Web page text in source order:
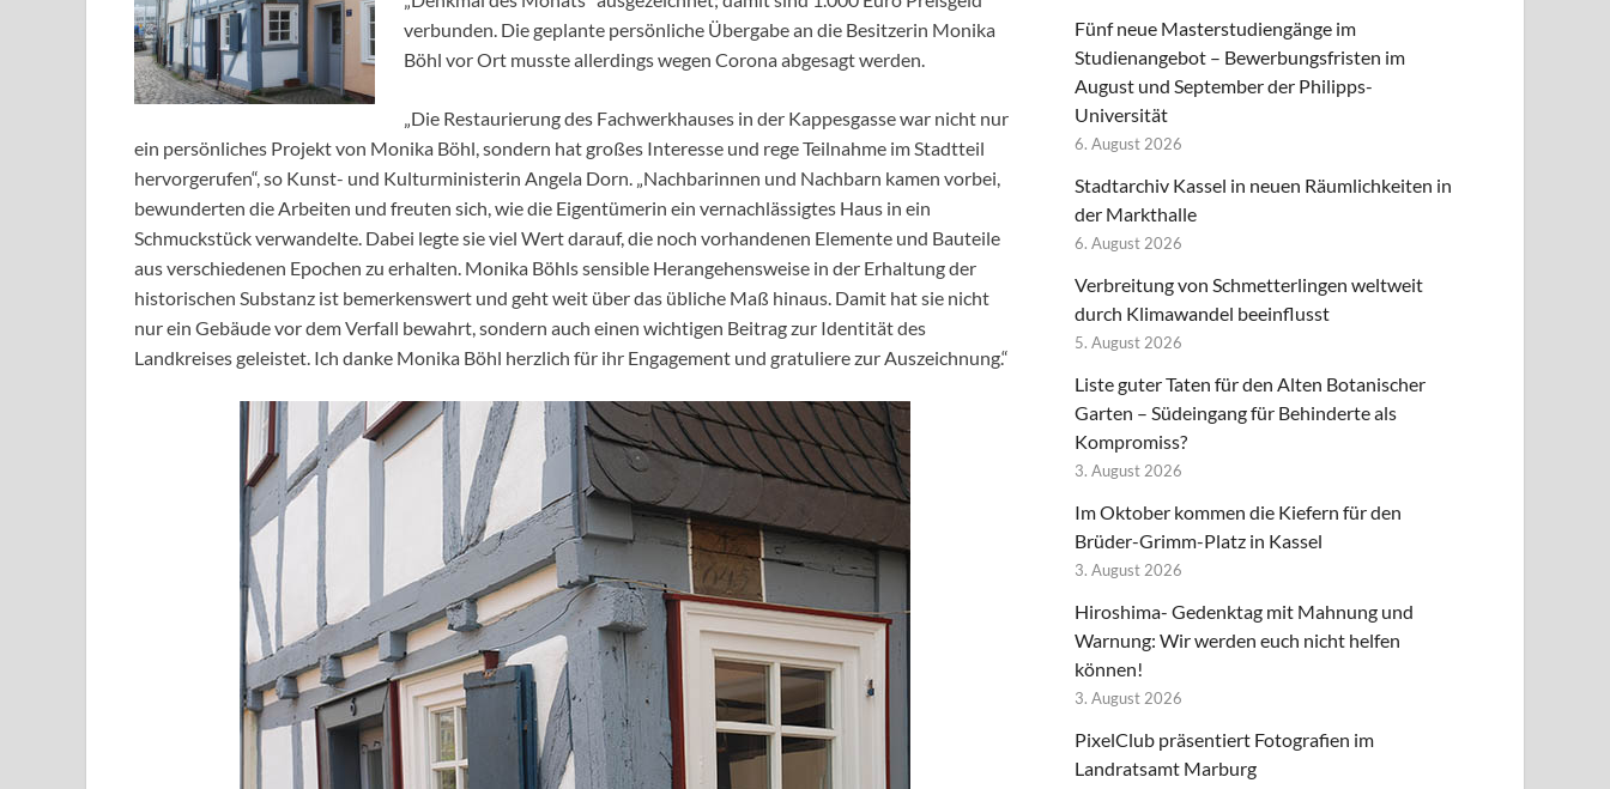
verbunden. Die geplante persönliche Übergabe an die Besitzerin Monika
Böhl vor Ort musste allerdings wegen Corona abgesagt werden.
„Die Restaurierung des Fachwerkhauses in der Kappesgasse war nicht nur
ein persönliches Projekt von Monika Böhl, sondern hat großes Interesse und rege Teilnahme im Stadtteil
hervorgerufen“, so Kunst- und Kulturministerin Angela Dorn. „Nachbarinnen und Nachbarn kamen vorbei,
bewunderten die Arbeiten und freuten sich, wie die Eigentümerin ein vernachlässigtes Haus in ein
Schmuckstück verwandelte. Dabei legte sie viel Wert darauf, die noch vorhandenen Elemente und Bauteile
aus verschiedenen Epochen zu erhalten. Monika Böhls sensible Herangehensweise in der Erhaltung der
historischen Substanz ist bemerkenswert und geht weit über das übliche Maß hinaus. Damit hat sie nicht
nur ein Gebäude vor dem Verfall bewahrt, sondern auch einen wichtigen Beitrag zur Identität des
Landkreises geleistet. Ich danke Monika Böhl herzlich für ihr Engagement und gratuliere zur Auszeichnung.“
Fünf neue Masterstudiengänge im
Studienangebot – Bewerbungsfristen im
August und September der Philipps-
Universität
6. August 2026
Stadtarchiv Kassel in neuen Räumlichkeiten in
der Markthalle
6. August 2026
Verbreitung von Schmetterlingen weltweit
durch Klimawandel beeinflusst
5. August 2026
Liste guter Taten für den Alten Botanischer
Garten – Südeingang für Behinderte als
Kompromiss?
3. August 2026
Im Oktober kommen die Kiefern für den
Brüder-Grimm-Platz in Kassel
3. August 2026
Hiroshima- Gedenktag mit Mahnung und
Warnung: Wir werden euch nicht helfen
können!
3. August 2026
PixelClub präsentiert Fotografien im
Landratsamt Marburg